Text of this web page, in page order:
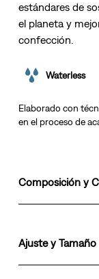
estándares de
el planeta y
confección.
Waterless
Elaborado con
en el proceso de
Composición y
Ajuste y Tamaño